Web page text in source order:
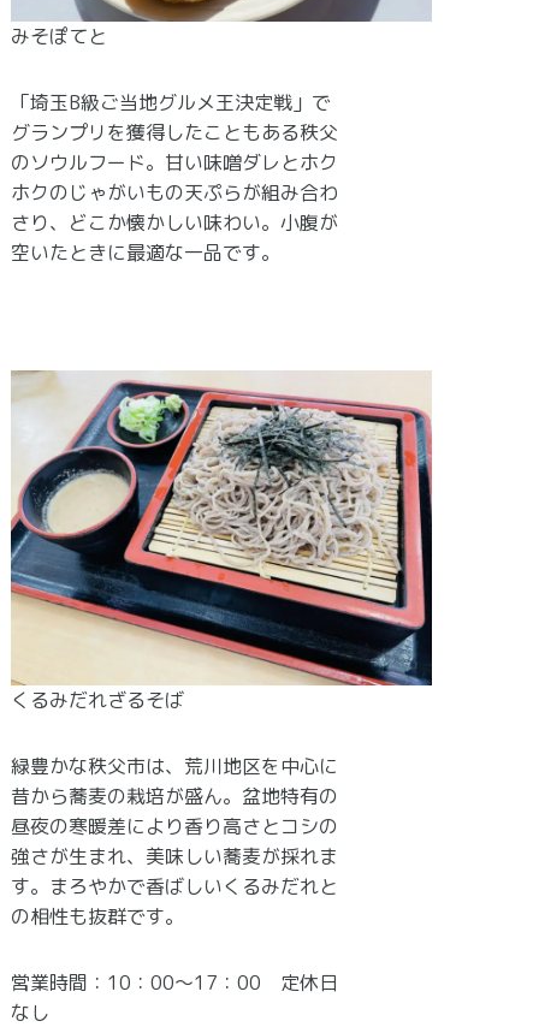
みそぽてと
「埼玉B級ご当地グルメ王決定戦」で
グランプリを獲得したこともある秩父
のソウルフード。甘い味噌ダレとホク
ホクのじゃがいもの天ぷらが組み合わ
さり、どこか懐かしい味わい。小腹が
空いたときに最適な一品です。
くるみだれざるそば
緑豊かな秩父市は、荒川地区を中心に
昔から蕎麦の栽培が盛ん。盆地特有の
昼夜の寒暖差により香り高さとコシの
強さが生まれ、美味しい蕎麦が採れま
す。まろやかで香ばしいくるみだれと
の相性も抜群です。
営業時間：10：00～17：00 定休日
なし